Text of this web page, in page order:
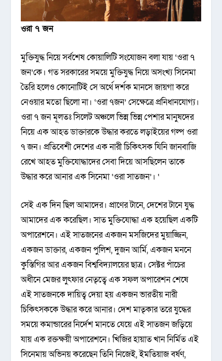
ওরা ৭ জন
মুক্তিযুদ্ধ নিয়ে সর্বশেষ কোয়ালিটি সংযোজন বলা যায় ‘ওরা ৭
জন’কে। গত সরকারের সময়ে মুক্তিযুদ্ধ নিয়ে অসংখ্য সিনেমা
তৈরি হলেও কোনোটিই সে অর্থে দর্শক মানসে জায়গা করে
নেওয়ার মতো ছিলো না। ‘ওরা ৭জন’ সেক্ষেত্রে প্রনিধানযোগ্য।
ওরা ৭ জন মূলতঃ সিলেট অঞ্চলে ভিন্ন ভিন্ন পেশার মানুষদের
নিয়ে এক আহত ডাক্তারকে উদ্ধার করতে লড়াইয়ের গল্প ওরা
৭ জন। প্রতিবেশী দেশের এক নারী চিকিৎসক যিনি জানবাজি
রেখে আহত মুক্তিযোদ্ধাদের সেবা দিয়ে আসছিলেন তাকে
উদ্ধার করে আনার এক সিনেমা ‘ওরা সাতজন’। ‘
সেই এক দিন ছিল আমাদের। প্রাণের টানে, দেশের টানে যুদ্ধ
আমাদের এক করেছিল। সাত মুক্তিযোদ্ধা এক হয়েছিল একটি
অপারেশনে। এই সাতজনের একজন মসজিদের মুয়াজ্জিন,
একজন ডাক্তার, একজন পুলিশ, দুজন আর্মি, একজন মননে
কুস্তিগির আর একজন বিশ্ববিদ্যালয়ের ছাত্র। সেক্টর পাঁচের
অধীনে মেজর লুৎফার নেতৃত্বে এক সফল অপারেশন শেষে
এই সাতজনকে দায়িত্ব দেয়া হয় একজন ভারতীয় নারী
চিকিৎসককে উদ্ধার করে আনার। দেশ মাতৃকার তরে যুদ্ধের
সময়ে কমান্ডারের নির্দেশ মানতে যেয়ে এই সাতজন জড়িয়ে
যায় এক রক্তক্ষয়ী অপারেশনে। খিজির হায়াত খান নির্মিত এই
সিনেমায় অভিনয় করেছেন তিনি নিজেই, ইমতিয়াজ বর্ষণ,